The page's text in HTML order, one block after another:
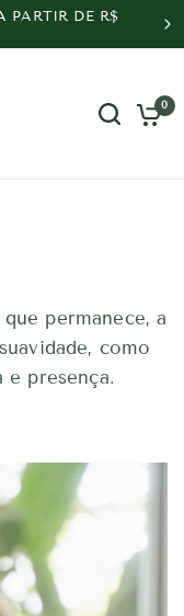
PARTIR DE R$
0
permanece, a
como
presença.
devagar,
o inverno com
e charme
e transforma